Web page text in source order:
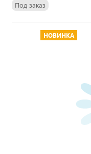
Под заказ
НОВИНКА